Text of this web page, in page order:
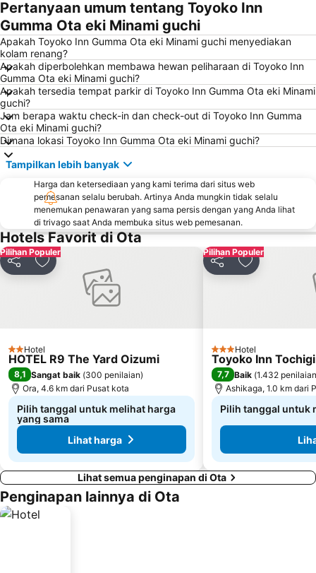
Pertanyaan umum tentang Toyoko Inn
Gumma Ota eki Minami guchi
Apakah Toyoko Inn Gumma Ota eki Minami guchi menyediakan
kolam renang?
Apakah diperbolehkan membawa hewan peliharaan di Toyoko Inn
Gumma Ota eki Minami guchi?
Apakah tersedia tempat parkir di Toyoko Inn Gumma Ota eki Minami
guchi?
Jam berapa waktu check-in dan check-out di Toyoko Inn Gumma
Ota eki Minami guchi?
Dimana lokasi Toyoko Inn Gumma Ota eki Minami guchi?
Tampilkan lebih banyak
Harga dan ketersediaan yang kami terima dari situs web
pemesanan selalu berubah. Artinya Anda mungkin tidak selalu
menemukan penawaran yang sama persis dengan yang Anda lihat
di trivago saat Anda membuka situs web pemesanan.
Hotels Favorit di Ota
Pilihan Populer
BagikanTambahkan ke favorit
2 Bintang
Hotel
HOTEL R9 The Yard Oizumi
8,1 Sangat baik (300 penilaian)
Ora, 4.6 km dari Pusat kota
Pilih tanggal untuk melihat harga
yang sama
Lihat harga
Pilihan Populer
BagikanTambahkan
3 Bintang
Hotel
Toyoko Inn
7,7 Baik (1.432 penilaian
Ashikaga, 1.0 km dari
Pilih tanggal untuk
Lihat semua penginapan di Ota
Penginapan lainnya di Ota